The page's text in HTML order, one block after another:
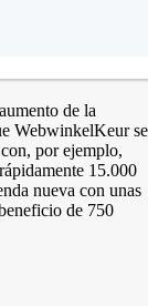
de la
WebwinkelKeur se
por ejemplo,
15.000
nueva con unas
de 750